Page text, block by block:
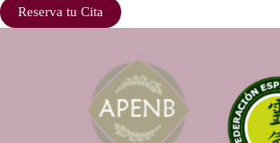
Reserva tu Cita